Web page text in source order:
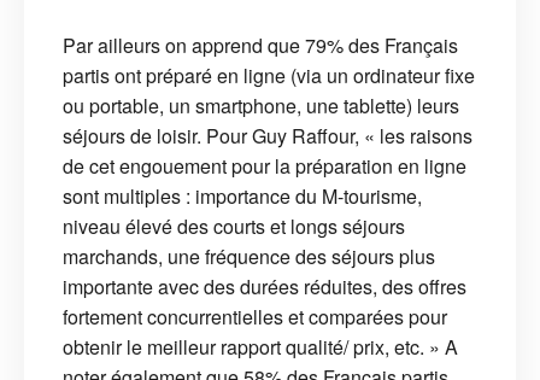
Par ailleurs on apprend que 79% des Français
partis ont préparé en ligne (via un ordinateur fixe
ou portable, un smartphone, une tablette) leurs
séjours de loisir. Pour Guy Raffour, « les raisons
de cet engouement pour la préparation en ligne
sont multiples : importance du M-tourisme,
niveau élevé des courts et longs séjours
marchands, une fréquence des séjours plus
importante avec des durées réduites, des offres
fortement concurrentielles et comparées pour
obtenir le meilleur rapport qualité/ prix, etc. » A